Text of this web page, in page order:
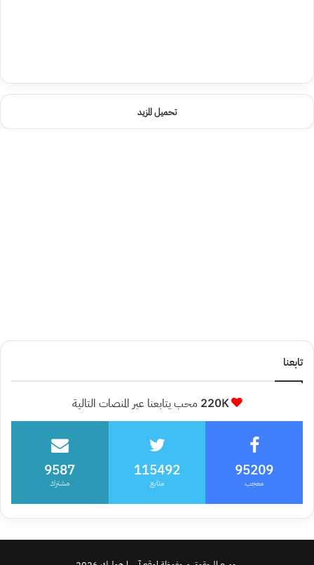
تحميل المزيد
تابعنا
220K محب يتابعنا عبر المنصات التالية
95209
معجب
115492
متابع
9587
مشترك